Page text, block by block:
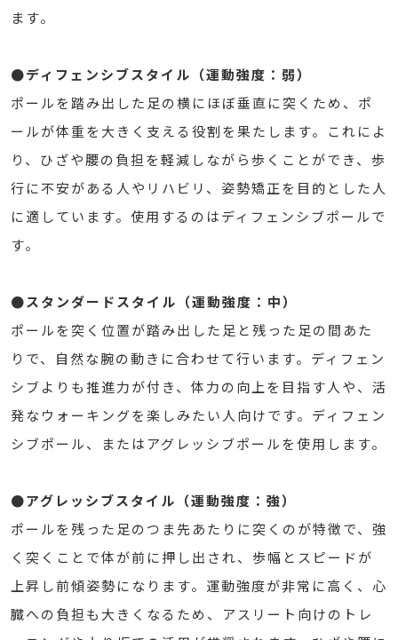
ます。
●ディフェンシブスタイル（運動強度：弱）
ポールを踏み出した足の横にほぼ垂直に突くため、ポ
ールが体重を大きく支える役割を果たします。これによ
り、ひざや腰の負担を軽減しながら歩くことができ、歩
行に不安がある人やリハビリ、姿勢矯正を目的とした人
に適しています。使用するのはディフェンシブポールで
す。
●スタンダードスタイル（運動強度：中）
ポールを突く位置が踏み出した足と残った足の間あた
りで、自然な腕の動きに合わせて行います。ディフェン
シブよりも推進力が付き、体力の向上を目指す人や、活
発なウォーキングを楽しみたい人向けです。ディフェン
シブポール、またはアグレッシブポールを使用します。
●アグレッシブスタイル（運動強度：強）
ポールを残った足のつま先あたりに突くのが特徴で、強
く突くことで体が前に押し出され、歩幅とスピードが
上昇し前傾姿勢になります。運動強度が非常に高く、心
臓への負担も大きくなるため、アスリート向けのトレ